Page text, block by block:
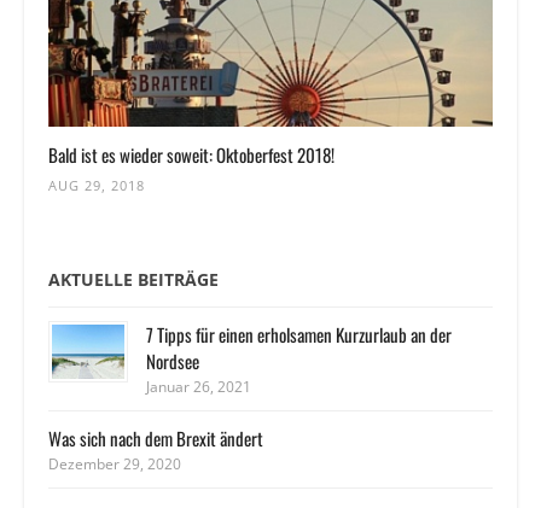
Bald ist es wieder soweit: Oktoberfest 2018!
AUG 29, 2018
AKTUELLE BEITRÄGE
7 Tipps für einen erholsamen Kurzurlaub an der
Nordsee
Januar 26, 2021
Was sich nach dem Brexit ändert
Dezember 29, 2020